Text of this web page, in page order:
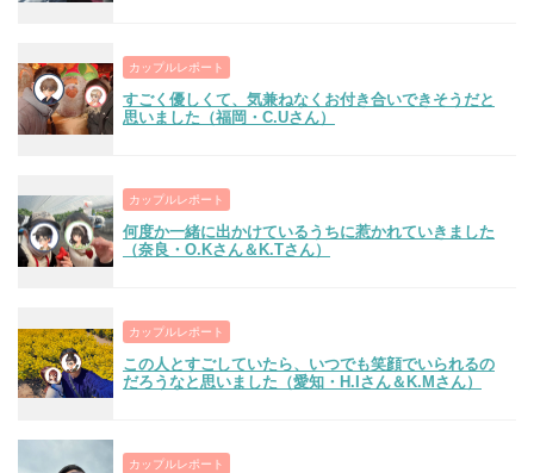
カップルレポート
すごく優しくて、気兼ねなくお付き合いできそうだと
思いました（福岡・C.Uさん）
カップルレポート
何度か一緒に出かけているうちに惹かれていきました
（奈良・O.Kさん＆K.Tさん）
カップルレポート
この人とすごしていたら、いつでも笑顔でいられるの
だろうなと思いました（愛知・H.Iさん＆K.Mさん）
カップルレポート